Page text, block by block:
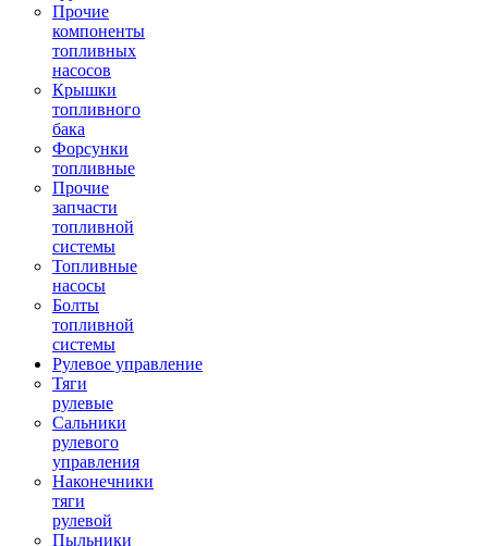
Прочие
компоненты
топливных
насосов
Крышки
топливного
бака
Форсунки
топливные
Прочие
запчасти
топливной
системы
Топливные
насосы
Болты
топливной
системы
Рулевое управление
Тяги
рулевые
Сальники
рулевого
управления
Наконечники
тяги
рулевой
Пыльники